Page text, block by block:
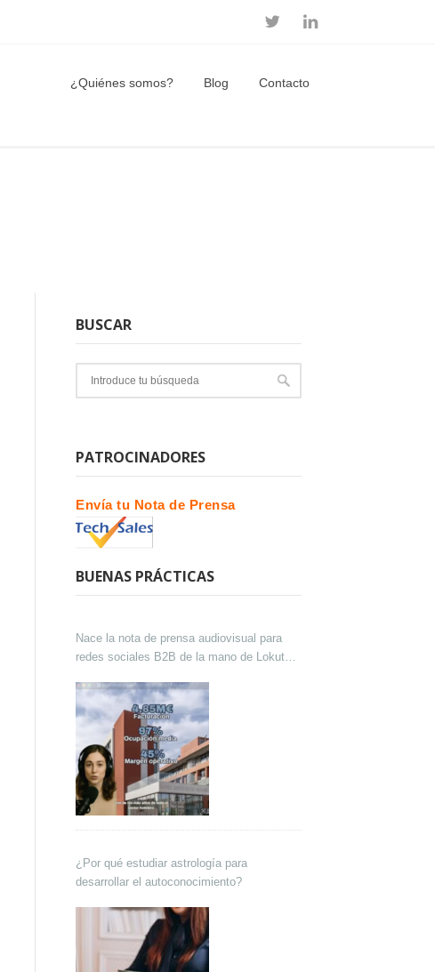
¿Quiénes somos? Blog Contacto
BUSCAR
PATROCINADORES
Envía tu Nota de Prensa
BUENAS PRÁCTICAS
Nace la nota de prensa audiovisual para
redes sociales B2B de la mano de Lokutor
¿Por qué estudiar astrología para
desarrollar el autoconocimiento?